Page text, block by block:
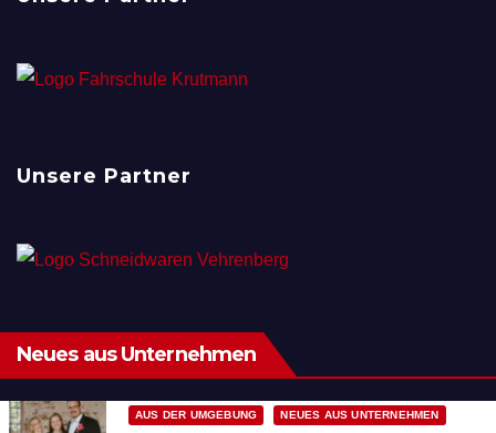
Unsere Partner
Neues aus Unternehmen
AUS DER UMGEBUNG NEUES AUS UNTERNEHMEN